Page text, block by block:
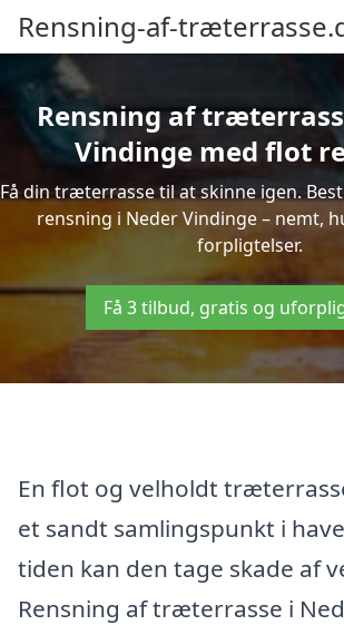
Rensning-af-
Rensning af
Vindinge med flot
Få din træterrasse til at skinne igen.
rensning i Neder Vindinge – nemt,
forpligtelser.
Få 3 tilbud, gratis og
En flot og velholdt
et sandt samlingspunkt i
tiden kan den tage skade af
Rensning af træterrasse i